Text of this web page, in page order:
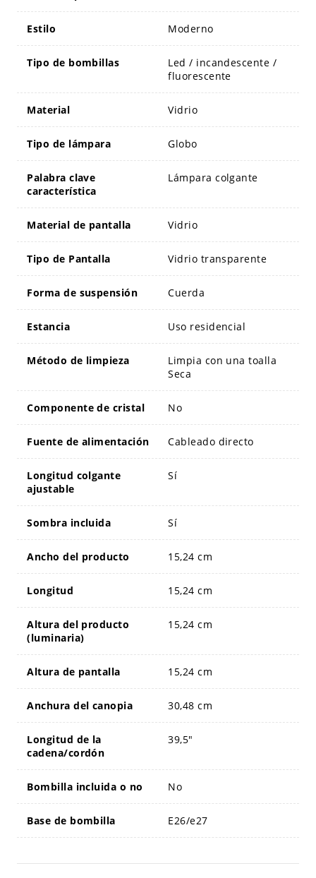
Estilo Moderno
Tipo de bombillas
Led / incandescente /
fluorescente
Material Vidrio
Tipo de lámpara Globo
Palabra clave
característica
Lámpara colgante
Material de pantalla Vidrio
Tipo de Pantalla Vidrio transparente
Forma de suspensión Cuerda
Estancia Uso residencial
Método de limpieza
Limpia con una toalla
Seca
Componente de cristal No
Fuente de alimentación Cableado directo
Longitud colgante
ajustable
Sí
Sombra incluida Sí
Ancho del producto 15,24 cm
Longitud 15,24 cm
Altura del producto
(luminaria)
15,24 cm
Altura de pantalla 15,24 cm
Anchura del canopia 30,48 cm
Longitud de la
cadena/cordón
39,5"
Bombilla incluida o no No
Base de bombilla E26/e27